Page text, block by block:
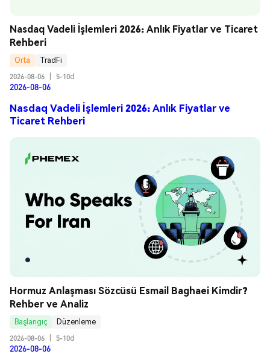
Nasdaq Vadeli İşlemleri 2026: Anlık Fiyatlar ve Ticaret
Rehberi
Orta
TradFi
2026-08-06
5-10d
2026-08-06
Nasdaq Vadeli İşlemleri 2026: Anlık Fiyatlar ve
Ticaret Rehberi
Hormuz Anlaşması Sözcüsü Esmail Baghaei Kimdir?
Rehber ve Analiz
Başlangıç
Düzenleme
2026-08-06
5-10d
2026-08-06